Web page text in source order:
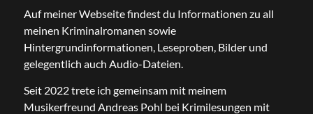
Auf meiner Webseite findest du Informationen zu all
meinen Kriminalromanen sowie
Hintergrundinformationen, Leseproben, Bilder und
gelegentlich auch Audio-Dateien.
Seit 2022 trete ich gemeinsam mit meinem
Musikerfreund Andreas Pohl bei Krimilesungen mit